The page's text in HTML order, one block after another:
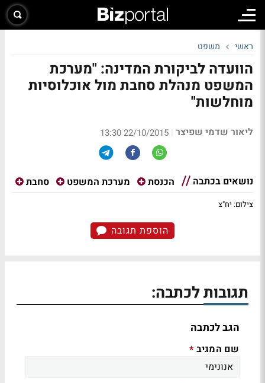
ראשי משפט
הוועדה לביקורת המדינה: "מערכת
המשפט מנהלת סחבת מול אוכלוסיות
מוחלשות"
ליאור שדמי שפיצר |
22/10/2015 13:30
נושאים בכתבה הכנסת מערכת המשפט סחבת
צילום: יח"צ
הוספת תגובה
תגובות לכתבה:
הגב לכתבה
שם המגיב *